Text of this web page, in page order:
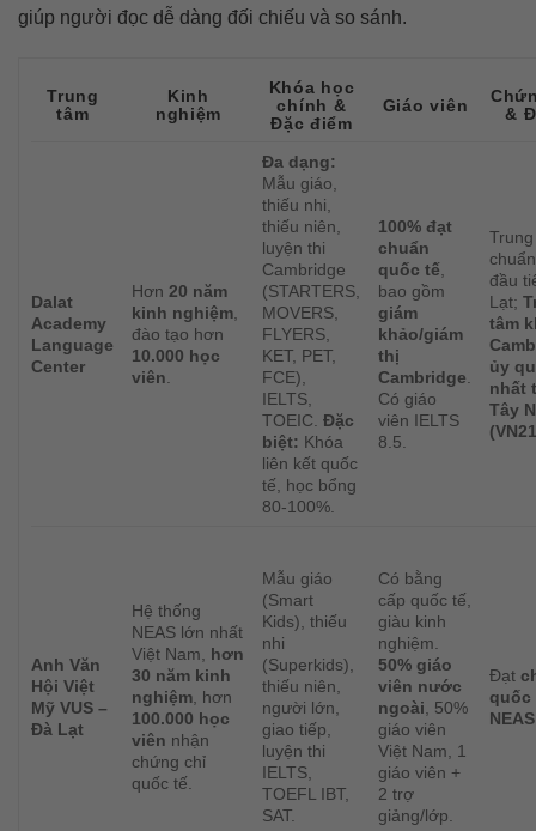
giúp người đọc dễ dàng đối chiếu và so sánh.
Trung
tâm
Kinh
nghiệm
Khóa học
chính &
Đặc điểm
Giáo viên
&
Dalat
Academy
Language
Center
Hơn20 năm
kinh nghiệm
đào tạo hơn
10.000 học
viên
Đa dạng:
Mẫu giáo,
thiếu nhi,
thiếu niên,
luyện thi
Cambridge
(STARTERS,
MOVERS,
FLYERS,
KET, PET,
FCE),
IELTS,
TOEIC.Đặc
biệt: Khóa
liên kết quốc
tế, học bổng
80-100%.
100% đạt
chuẩn
quốc tế
bao gồm
giám
khảo/giám
thị
Cambridge
Có giáo
viên IELTS
8.5.
đầu
Lạt;
tâm
ủy
nhất
Tây
Anh Văn
Hội Việt
Mỹ VUS –
Đà Lạt
Hệ thống
NEAS lớn nhất
Việt Nam, hơn
30 năm kinh
nghiệm , hơn
100.000 học
viên nhận
chứng chỉ
quốc tế.
Mẫu giáo
(Smart
Kids), thiếu
nhi
(Superkids),
thiếu niên,
người lớn,
giao tiếp,
luyện thi
IELTS,
TOEFL IBT,
SAT.
Có bằng
cấp quốc tế,
giàu kinh
nghiệm.
50% giáo
viên nước
ngoài , 50%
giáo viên
Việt Nam, 1
giáo viên +
2 trợ
giảng/lớp.
Đạt
quốc
NEAS